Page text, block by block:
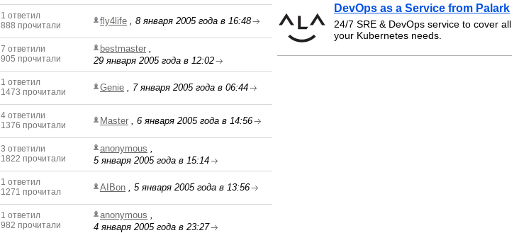
1 ответил
888 прочитали
fly4life , 8 января 2005 года в 16:48
7 ответили
905 прочитали
bestmaster ,
29 января 2005 года в 12:02
1 ответил
1473 прочитали
Genie , 7 января 2005 года в 06:44
4 ответили
1376 прочитали
Master , 6 января 2005 года в 14:56
3 ответили
1822 прочитали
anonymous ,
5 января 2005 года в 15:14
1 ответил
1271 прочитал
AIBon , 5 января 2005 года в 13:56
1 ответил
982 прочитали
anonymous ,
4 января 2005 года в 23:27
DevOps as a Service from Palark
24/7 SRE & DevOps service to cover all
your Kubernetes needs.